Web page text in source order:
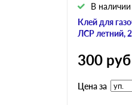
Клей для
ЛСР летний,
В наличии
300 руб
Цена за